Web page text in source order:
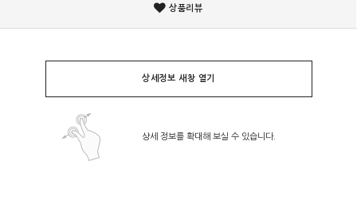
상품리뷰
상세정보 새창 열기
상세 정보를 확대해 보실 수 있습니다.